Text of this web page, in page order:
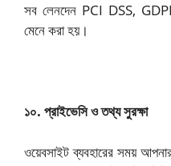
সব লেনদেন PCI DSS, GDPR
মেনে করা হয়।
১০. প্রাইভেসি ও তথ্য সুরক্ষা
ওয়েবসাইট ব্যবহারের সময়